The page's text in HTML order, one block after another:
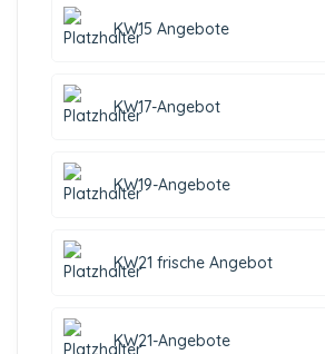
KW15 Angebote
KW17-Angebot
KW19-Angebote
KW21 frische Angebot
KW21-Angebote